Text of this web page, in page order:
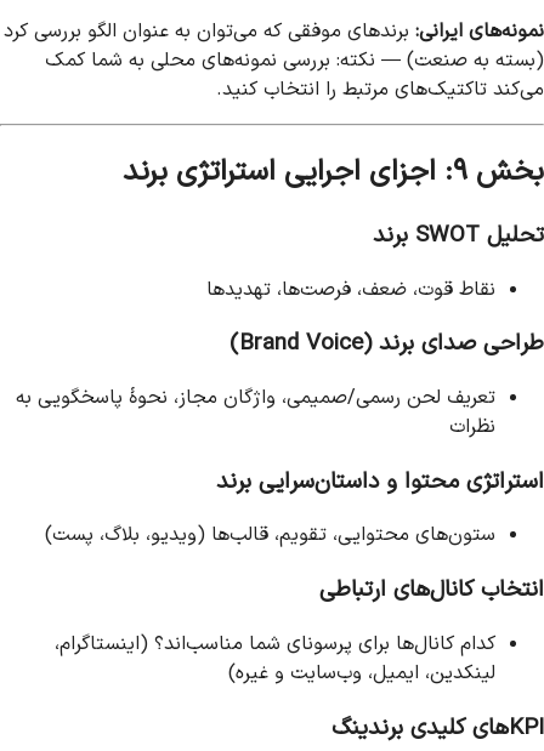
نمونه‌های ایرانی: برندهای موفقی که می‌توان به عنوان الگو بررسی کرد
(بسته به صنعت) — نکته: بررسی نمونه‌های محلی به شما کمک
می‌کند تاکتیک‌های مرتبط را انتخاب کنید.
بخش ۹: اجزای اجرایی استراتژی برند
تحلیل SWOT برند
نقاط قوت، ضعف، فرصت‌ها، تهدیدها
طراحی صدای برند (Brand Voice)
تعریف لحن رسمی/صمیمی، واژگان مجاز، نحوهٔ پاسخگویی به
نظرات
استراتژی محتوا و داستان‌سرایی برند
ستون‌های محتوایی، تقویم، قالب‌ها (ویدیو، بلاگ، پست)
انتخاب کانال‌های ارتباطی
کدام کانال‌ها برای پرسونای شما مناسب‌اند؟ (اینستاگرام،
لینکدین، ایمیل، وب‌سایت و غیره)
KPIهای کلیدی برندینگ